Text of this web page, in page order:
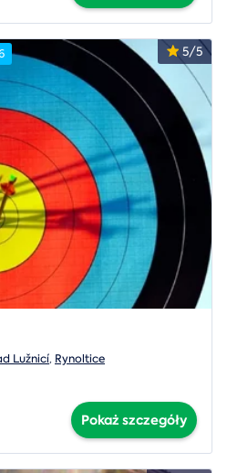
5/5
Lužnicí, Rynoltice
Pokaż szczegóły